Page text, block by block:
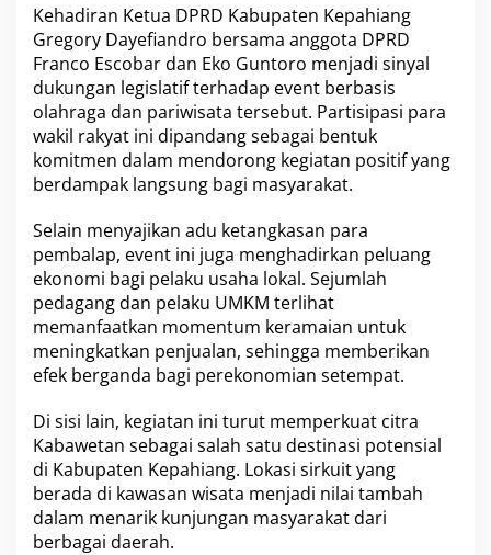
i
W
i
s
a
t
a
K
e
p
h
i
a
n
Kehadiran Ketua DPRD Kabupaten Kepahiang
Gregory Dayefiandro bersama anggota DPRD
Franco Escobar dan Eko Guntoro menjadi sinyal
dukungan legislatif terhadap event berbasis
olahraga dan pariwisata tersebut. Partisipasi para
wakil rakyat ini dipandang sebagai bentuk
komitmen dalam mendorong kegiatan positif yang
berdampak langsung bagi masyarakat.
Selain menyajikan adu ketangkasan para
pembalap, event ini juga menghadirkan peluang
ekonomi bagi pelaku usaha lokal. Sejumlah
pedagang dan pelaku UMKM terlihat
memanfaatkan momentum keramaian untuk
meningkatkan penjualan, sehingga memberikan
efek berganda bagi perekonomian setempat.
Di sisi lain, kegiatan ini turut memperkuat citra
Kabawetan sebagai salah satu destinasi potensial
di Kabupaten Kepahiang. Lokasi sirkuit yang
berada di kawasan wisata menjadi nilai tambah
dalam menarik kunjungan masyarakat dari
berbagai daerah.